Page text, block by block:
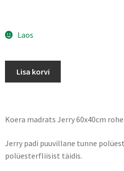
Laos
Lisa korvi
Koera madrats Jerry 60x40cm
Jerry padi puuvillane tunne
polüesterfliisist täidis.